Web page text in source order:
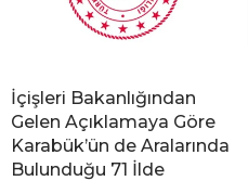
İçişleri Bakanlığından
Gelen Açıklamaya Göre
Karabük’ün de Aralarında
Bulunduğu 71 İlde